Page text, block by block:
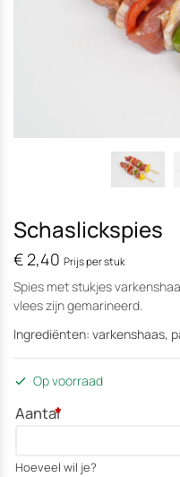
Schaslickspies
€ 2,40 Prijs per stuk
Spies met stukjes
vlees zijn gemarineerd.
Ingrediënten: varkenshaas,
Op voorraad
Aantal
*
Hoeveel wil je?